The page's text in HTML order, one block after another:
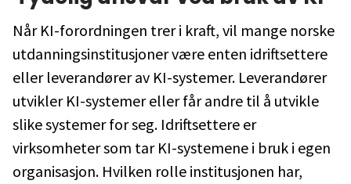
Når KI-forordningen trer i kraft, vil mange norske
utdanningsinstitusjoner være enten idriftsettere
eller leverandører av KI-systemer. Leverandører
utvikler KI-systemer eller får andre til å utvikle
slike systemer for seg. Idriftsettere er
virksomheter som tar KI-systemene i bruk i egen
organisasjon. Hvilken rolle institusjonen har,